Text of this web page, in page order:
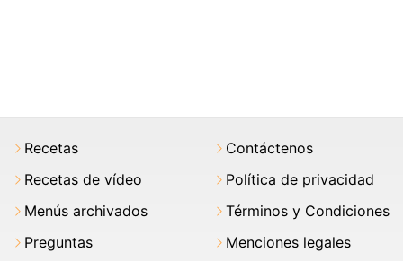
Recetas
Recetas de vídeo
Menús archivados
Preguntas
Contáctenos
Política de privacidad
Términos y Condiciones
Menciones legales